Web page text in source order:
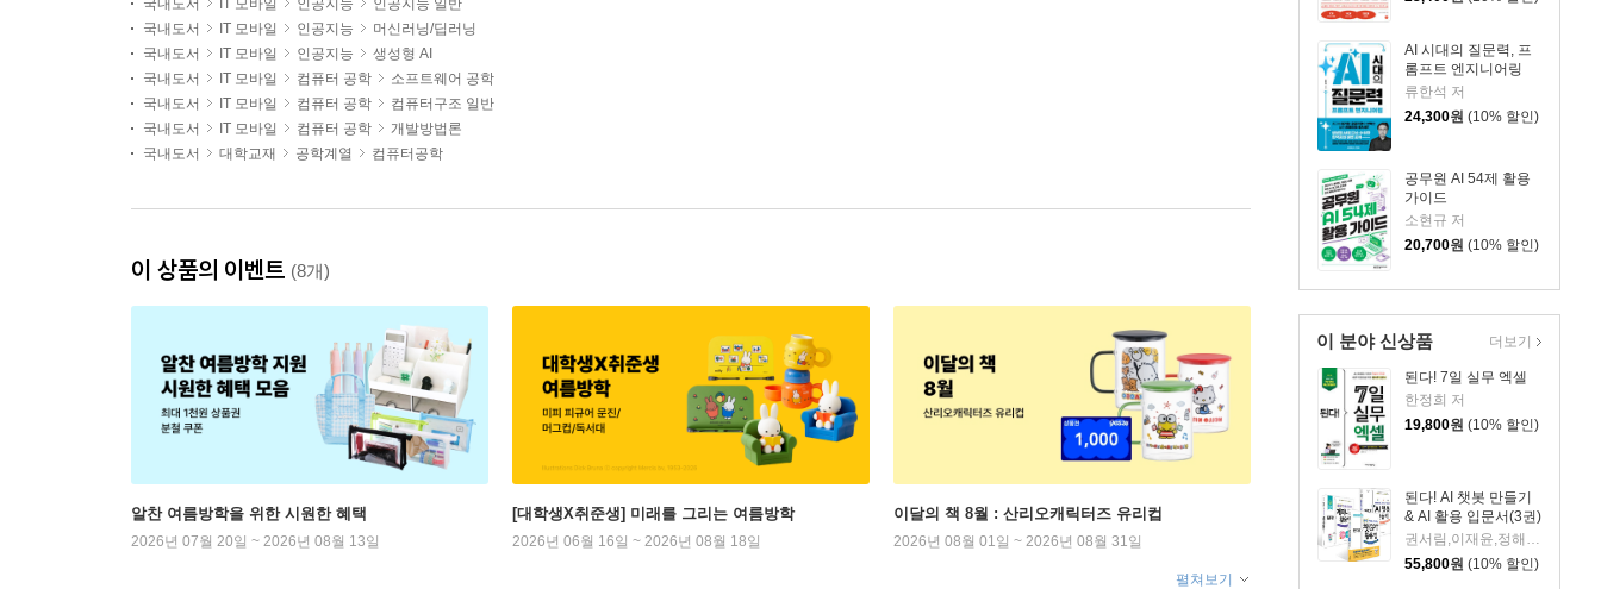
AI 시대의 질문력, 프
롬프트 엔지니어링
류한석 저
24,300원 (10% 할인)
공무원 AI 54제 활용
가이드
소현규 저
20,700원 (10% 할인)
이 분야 신상품
된다! 7일 실무 엑셀
한정희 저
19,800원 (10% 할인)
된다! AI 챗봇 만들기
& AI 활용 입문서(3권)
55,800원 (10% 할인)
더보기
국내도서 IT 모바일 인공지능
인공지능 일반
국내도서
IT 모바일 인공지능
머신러닝/딥러닝
국내도서
IT 모바일 인공지능
생성형 AI
국내도서
IT 모바일 컴퓨터 공학
소프트웨어 공학
국내도서
IT 모바일 컴퓨터 공학
컴퓨터구조 일반
국내도서
IT 모바일 컴퓨터 공학
개발방법론
국내도서
대학교재 공학계열 컴퓨터공학
이 상품의 이벤트 (8개)
알찬 여름방학을 위한 시원한 혜택
2026년 07월 20일 ~ 2026년 08월 13일
[대학생X취준생] 미래를 그리는 여름방학
2026년 06월 16일 ~ 2026년 08월 18일
이달의 책 8월 : 산리오캐릭터즈 유리컵
2026년 08월 01일 ~ 2026년 08월 31일
펼쳐보기